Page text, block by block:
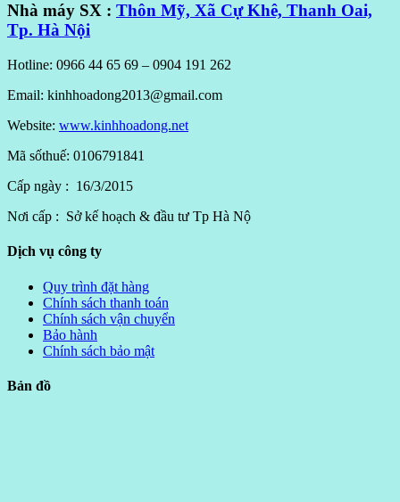
Nhà máy SX : Thôn Mỹ, Xã Cự Khê, Thanh Oai,
Tp. Hà Nội
Hotline: 0966 44 65 69 – 0904 191 262
Email: kinhhoadong2013@gmail.com
Website: www.kinhhoadong.net
Mã sốthuế: 0106791841
Cấp ngày : 16/3/2015
Nơi cấp : Sở kế hoạch & đầu tư Tp Hà Nộ
Dịch vụ công ty
Quy trình đặt hàng
Chính sách thanh toán
Chính sách vận chuyển
Bảo hành
Chính sách bảo mật
Bản đồ